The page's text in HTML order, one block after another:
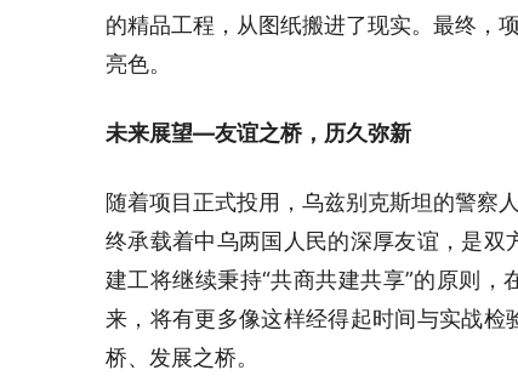
的精品工程，从图纸搬进了现实。最终，
亮色。
未来展望—友谊之桥，历久弥新
随着项目正式投用，乌兹别克斯坦的警察
终承载着中乌两国人民的深厚友谊，是
建工将继续秉持“共商共建共享”的原则
来，将有更多像这样经得起时间与实战
桥、发展之桥。